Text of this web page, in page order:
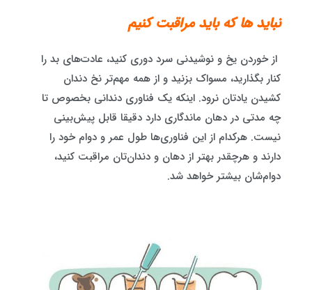
نباید ها که باید مراقبت کنیم
از خوردن یخ و نوشیدنی سرد دوری کنید، عادت‌های بد را
کنار بگذارید، مسواک بزنید و از همه مهم‌تر نخ دندان
کشیدن یادتان نرود. اینکه یک فناوری دندانی بخصوص تا
چه مدتی در دهان ماندگاری دارد دقیقا قابل پیش‌بینی
نیست. هرکدام از این فناوری‌ها طول عمر و دوام خود را
دارند و هرچقدر بهتر از دهان و دندان‌تان مراقبت کنید،
دوام‌شان بیشتر خواهد شد.